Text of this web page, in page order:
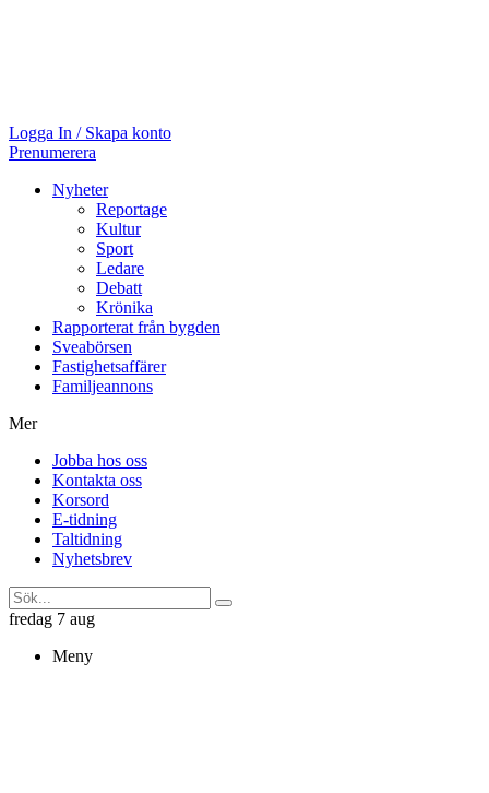
Logga In / Skapa konto
Prenumerera
Nyheter
Reportage
Kultur
Sport
Ledare
Debatt
Krönika
Rapporterat från bygden
Sveabörsen
Fastighetsaffärer
Familjeannons
Mer
Jobba hos oss
Kontakta oss
Korsord
E-tidning
Taltidning
Nyhetsbrev
fredag 7 aug
Meny